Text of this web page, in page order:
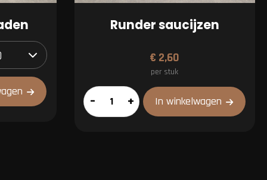
Runder saucijzen
€ 2,60
per stuk
Runder
saucijzen
– + In winkelwagen